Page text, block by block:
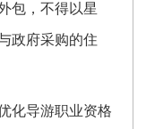
包，不得以星
政府采购的住
化导游职业资格